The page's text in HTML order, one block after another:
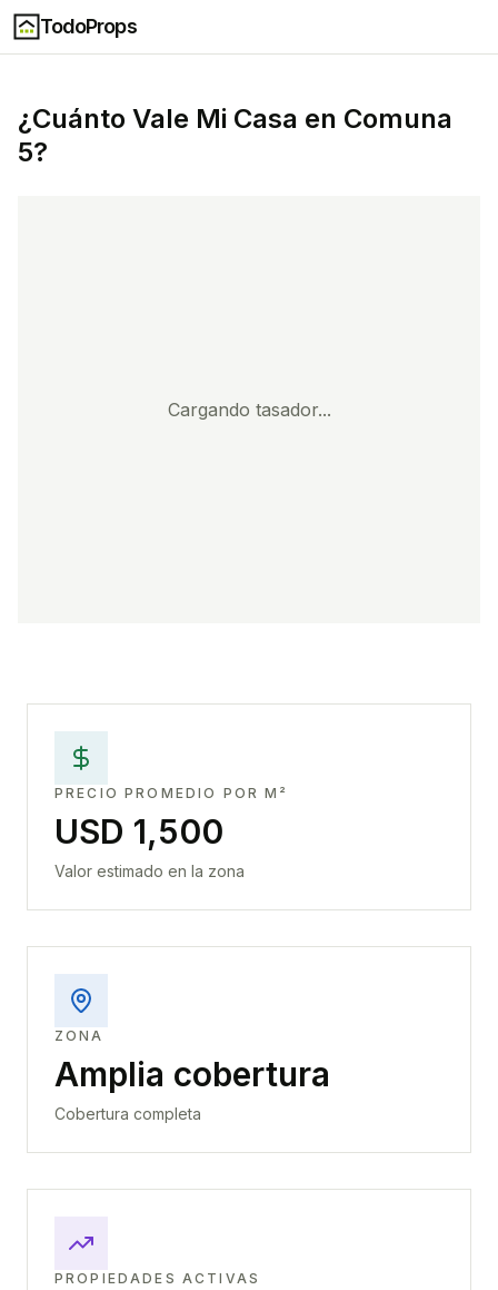
TodoProps
¿Cuánto Vale Mi Casa en Comuna
5?
Cargando tasador...
PRECIO PROMEDIO POR M²
USD 1,500
Valor estimado en la zona
ZONA
Amplia cobertura
Cobertura completa
PROPIEDADES ACTIVAS